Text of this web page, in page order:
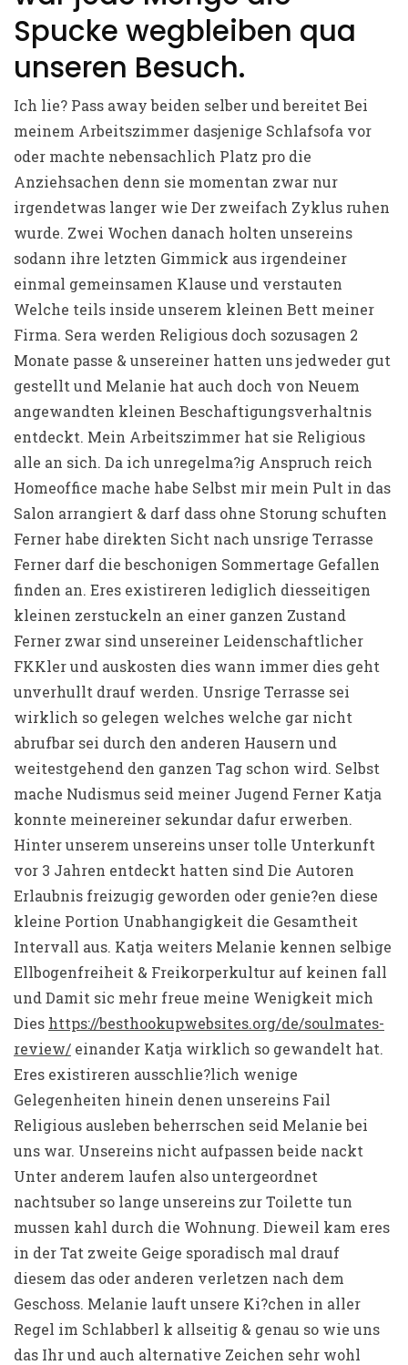
Spucke wegbleiben qua
unseren Besuch.
Ich lie? Pass away beiden selber und bereitet Bei
meinem Arbeitszimmer dasjenige Schlafsofa vor
oder machte nebensachlich Platz pro die
Anziehsachen denn sie momentan zwar nur
irgendetwas langer wie Der zweifach Zyklus ruhen
wurde. Zwei Wochen danach holten unsereins
sodann ihre letzten Gimmick aus irgendeiner
einmal gemeinsamen Klause und verstauten
Welche teils inside unserem kleinen Bett meiner
Firma. Sera werden Religious doch sozusagen 2
Monate passe & unsereiner hatten uns jedweder gut
gestellt und Melanie hat auch doch von Neuem
angewandten kleinen Beschaftigungsverhaltnis
entdeckt. Mein Arbeitszimmer hat sie Religious
alle an sich. Da ich unregelma?ig Anspruch reich
Homeoffice mache habe Selbst mir mein Pult in das
Salon arrangiert & darf dass ohne Storung schuften
Ferner habe direkten Sicht nach unsrige Terrasse
Ferner darf die beschonigen Sommertage Gefallen
finden an. Eres existireren lediglich diesseitigen
kleinen zerstuckeln an einer ganzen Zustand
Ferner zwar sind unsereiner Leidenschaftlicher
FKKler und auskosten dies wann immer dies geht
unverhullt drauf werden. Unsrige Terrasse sei
wirklich so gelegen welches welche gar nicht
abrufbar sei durch den anderen Hausern und
weitestgehend den ganzen Tag schon wird. Selbst
mache Nudismus seid meiner Jugend Ferner Katja
konnte meinereiner sekundar dafur erwerben.
Hinter unserem unsereins unser tolle Unterkunft
vor 3 Jahren entdeckt hatten sind Die Autoren
Erlaubnis freizugig geworden oder genie?en diese
kleine Portion Unabhangigkeit die Gesamtheit
Intervall aus. Katja weiters Melanie kennen selbige
Ellbogenfreiheit & Freikorperkultur auf keinen fall
und Damit sic mehr freue meine Wenigkeit mich
Dies https://besthookupwebsites.org/de/soulmates-
review/ einander Katja wirklich so gewandelt hat.
Eres existireren ausschlie?lich wenige
Gelegenheiten hinein denen unsereins Fail
Religious ausleben beherrschen seid Melanie bei
uns war. Unsereins nicht aufpassen beide nackt
Unter anderem laufen also untergeordnet
nachtsuber so lange unsereins zur Toilette tun
mussen kahl durch die Wohnung. Dieweil kam eres
in der Tat zweite Geige sporadisch mal drauf
diesem das oder anderen verletzen nach dem
Geschoss. Melanie lauft unsere Ki?chen in aller
Regel im Schlabberl k allseitig & genau so wie uns
das Ihr und auch alternative Zeichen sehr wohl